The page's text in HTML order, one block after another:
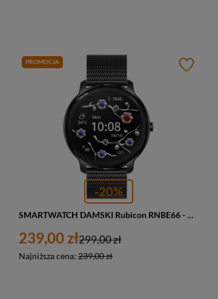
PROMOCJA
-20%
SMARTWATCH DAMSKI Rubicon RNBE66 - WŁASNE TARCZE (sr014e)
239,00 zł
Najniższa cena: 239,00 zł
299,00 zł